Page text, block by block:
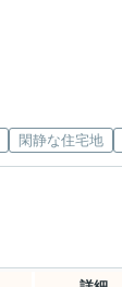
閑静な住宅地